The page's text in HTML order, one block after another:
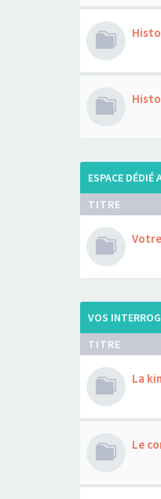
ESPACE DÉDIÉ
TITRE
VOS
TITRE
La
Le